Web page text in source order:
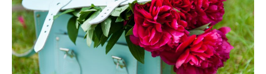
Food
&
drinks
Niet